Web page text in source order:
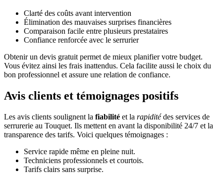
Clarté des coûts avant intervention
Élimination des mauvaises surprises financières
Comparaison facile entre plusieurs prestataires
Confiance renforcée avec le serrurier
Obtenir un devis gratuit permet de mieux planifier votre budget.
Vous évitez ainsi les frais inattendus. Cela facilite aussi le choix du
bon professionnel et assure une relation de confiance.
Avis clients et témoignages positifs
Les avis clients soulignent la fiabilité et la rapiditédes services de
serrurerie au Touquet. Ils mettent en avant la disponibilité 24/7 et la
transparence des tarifs. Voici quelques témoignages :
Service rapide même en pleine nuit.
Techniciens professionnels et courtois.
Tarifs clairs sans surprise.